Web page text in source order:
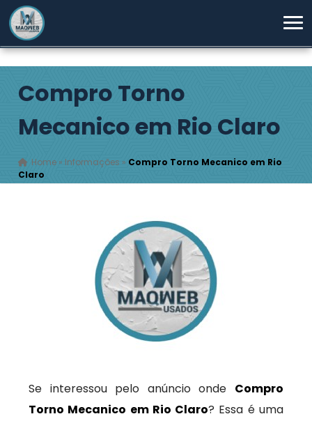
Compro Torno
Mecanico em Rio Claro
Home » Informações » Compro Torno Mecanico em Rio
Claro
Se interessou pelo anúncio onde Compro
Torno Mecanico em Rio Claro? Essa é uma